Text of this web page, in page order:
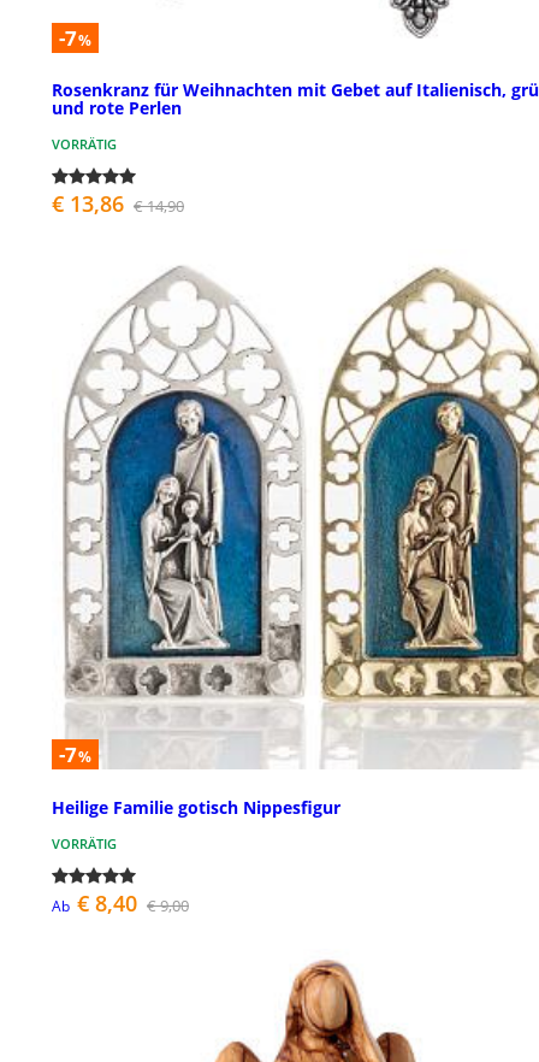
-7%
Rosenkranz für Weihnachten mit Gebet auf Italienisch,
und rote Perlen
VORRÄTIG
€ 13,86 € 14,90
-7%
Heilige Familie gotisch Nippesfigur
VORRÄTIG
Ab € 8,40 € 9,00